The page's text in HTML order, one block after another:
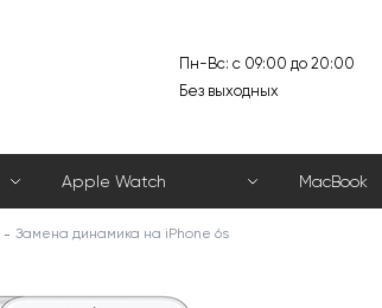
Пн-Вс: с 09:00 до 20:00
Без выходных
Apple Watch MacBook
Замена динамика на iPhone 6s